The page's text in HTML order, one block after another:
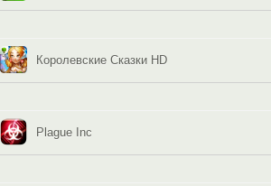
Королевские Сказки HD
Plague Inc